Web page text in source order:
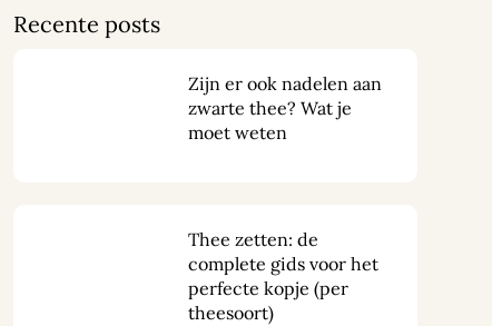
Recente posts
Zijn er ook nadelen aan
zwarte thee? Wat je
moet weten
Thee zetten: de
complete gids voor het
perfecte kopje (per
theesoort)